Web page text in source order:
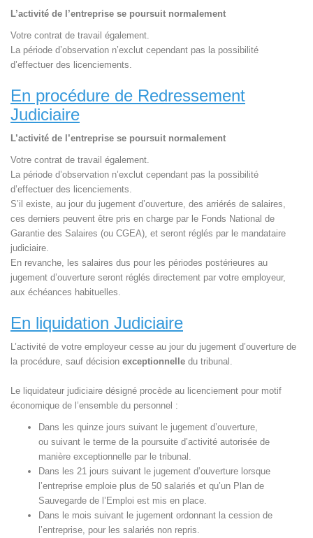
L’activité de l’entreprise se poursuit normalement
Votre contrat de travail également.
La période d’observation n’exclut cependant pas la possibilité
d’effectuer des licenciements.
En procédure de Redressement
Judiciaire
L’activité de l’entreprise se poursuit normalement
Votre contrat de travail également.
La période d’observation n’exclut cependant pas la possibilité
d’effectuer des licenciements.
S’il existe, au jour du jugement d’ouverture, des arriérés de salaires,
ces derniers peuvent être pris en charge par le Fonds National de
Garantie des Salaires (ou CGEA), et seront réglés par le mandataire
judiciaire.
En revanche, les salaires dus pour les périodes postérieures au
jugement d’ouverture seront réglés directement par votre employeur,
aux échéances habituelles.
En liquidation Judiciaire
L’activité de votre employeur cesse au jour du jugement d’ouverture de
la procédure, sauf décision exceptionnelle du tribunal.
Le liquidateur judiciaire désigné procède au licenciement pour motif
économique de l’ensemble du personnel :
Dans les quinze jours suivant le jugement d’ouverture,
ou suivant le terme de la poursuite d’activité autorisée de
manière exceptionnelle par le tribunal.
Dans les 21 jours suivant le jugement d’ouverture lorsque
l’entreprise emploie plus de 50 salariés et qu’un Plan de
Sauvegarde de l’Emploi est mis en place.
Dans le mois suivant le jugement ordonnant la cession de
l’entreprise, pour les salariés non repris.